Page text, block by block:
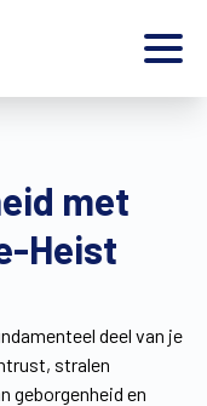
met
Heist
deel van je
stralen
geborgenheid en